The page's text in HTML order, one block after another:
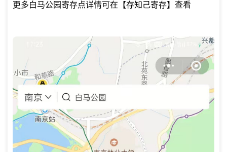
更多白马公园寄存点详情可在【存知己寄存】查看